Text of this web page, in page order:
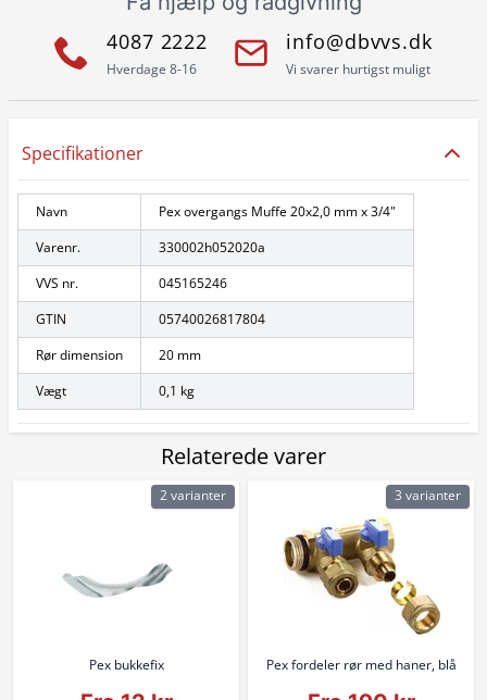
4087 2222
Hverdage 8-16
info@dbvvs.dk
Vi svarer hurtigst muligt
Specifikationer
Navn
Pex overgangs Muffe 20x2,0 mm x 3/4"
Varenr.
330002h052020a
VVS nr.
045165246
GTIN
05740026817804
Rør dimension
20 mm
Vægt
0,1 kg
Relaterede varer
Pex bukkefix
2 varianter
Pex fordeler rør med haner, blå
3 varianter